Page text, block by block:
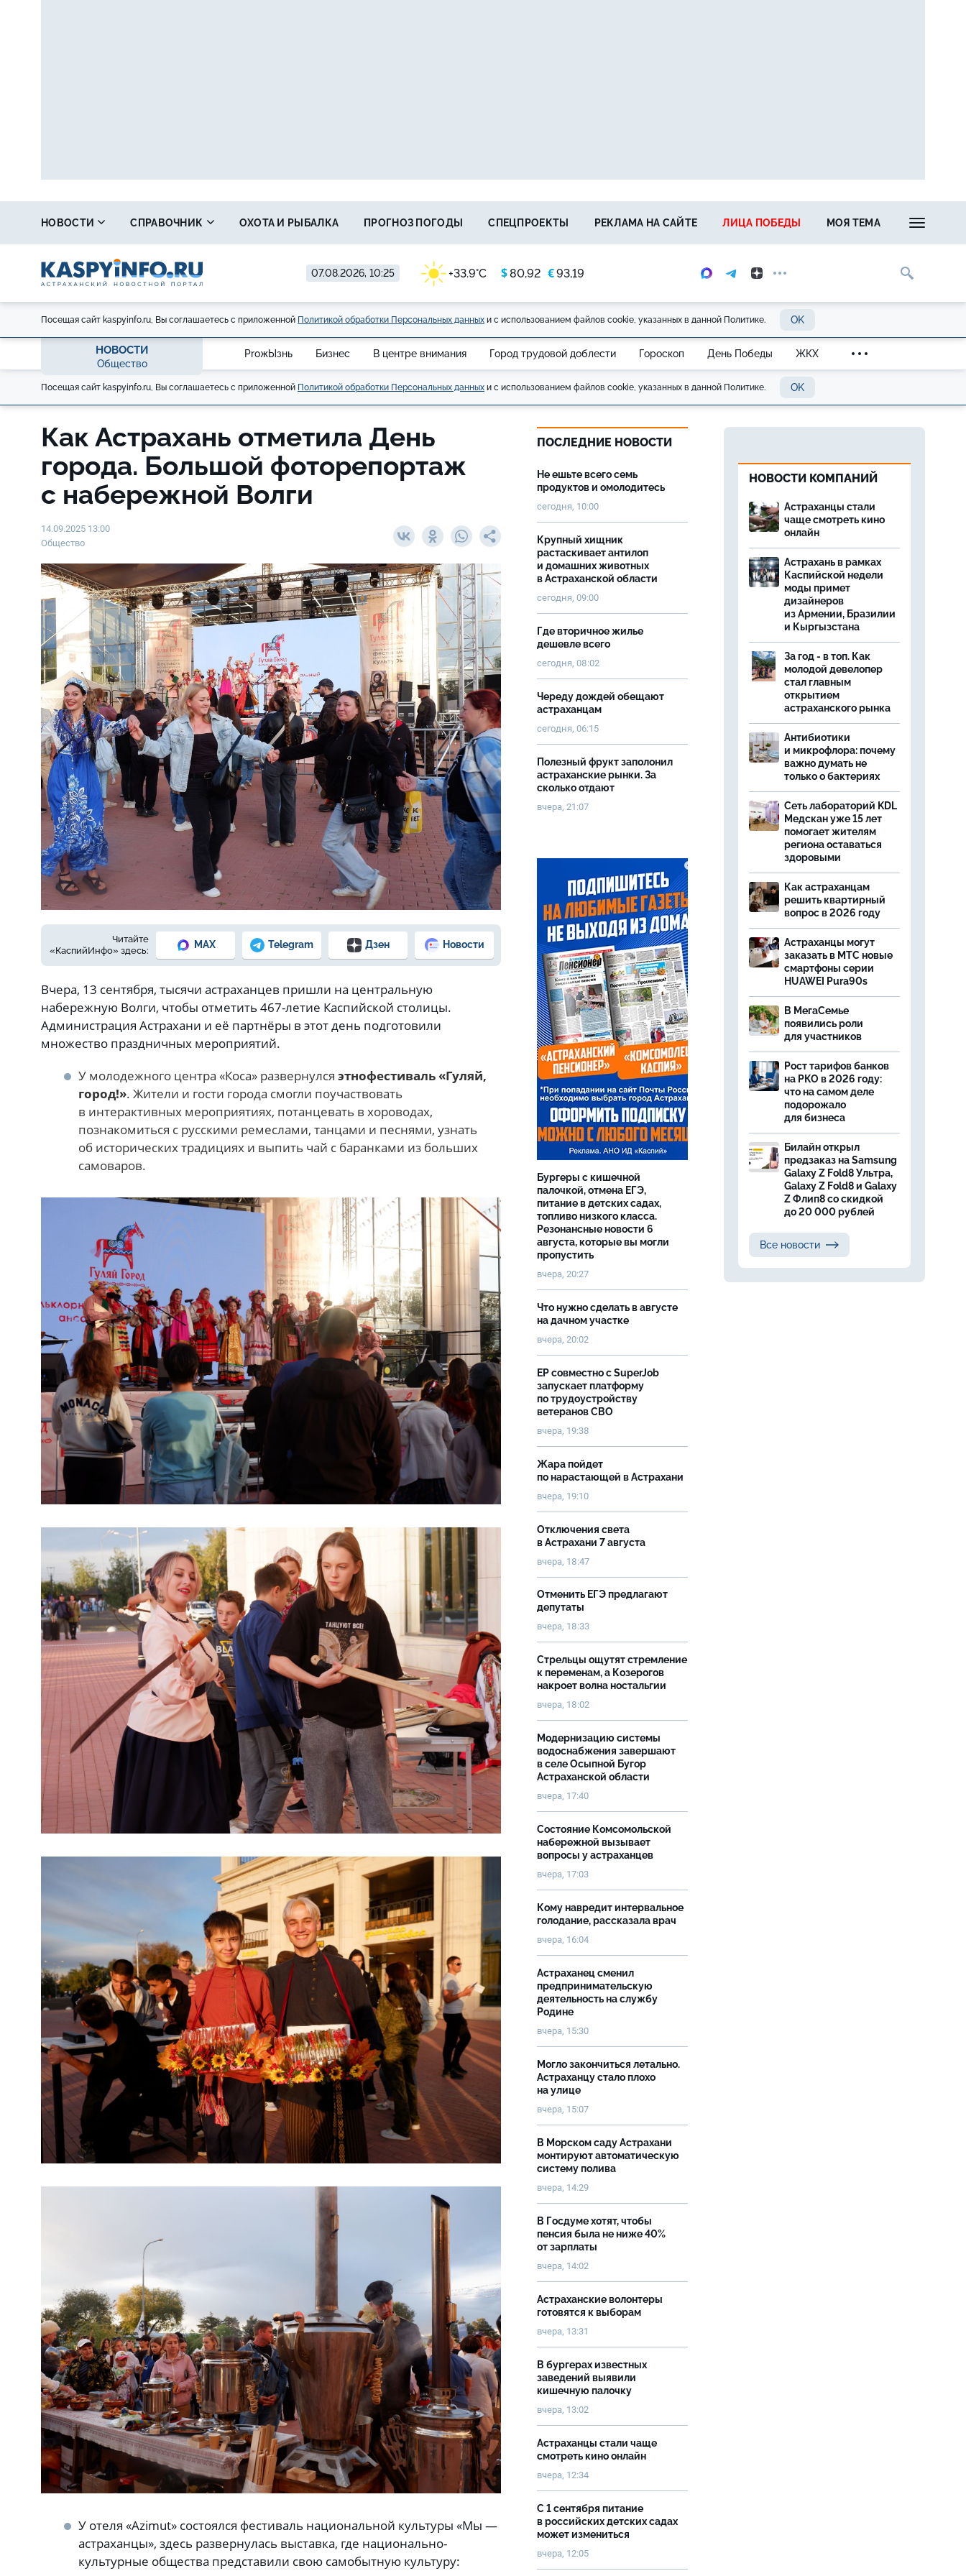
07.08.2026, 10:25 +33.9°C $80,92 €93,19
НОВОСТИ СПРАВОЧНИК ОХОТА И РЫБАЛКА ПРОГНОЗ ПОГОДЫ СПЕЦПРОЕКТЫ РЕКЛАМА НА САЙТЕ ЛИЦА ПОБЕДЫ МОЯ ТЕМА
Посещая сайт kaspyinfo.ru, Вы соглашаетесь с приложенной Политикой обработки Персональных данных и с использованием файлов cookie, указанных в данной Политике. OK
НОВОСТИ
Общество
ProжЫзнь Бизнес В центре внимания Город трудовой доблести Гороскоп День Победы ЖКХ
Посещая сайт kaspyinfo.ru, Вы соглашаетесь с приложенной Политикой обработки Персональных данных и с использованием файлов cookie, указанных в данной Политике. OK
Как Астрахань отметила День
города. Большой фоторепортаж
с набережной Волги
14.09.2025 13:00
Общество
Фото: Е.Зимней.
Читайте
«КаспийИнфо» здесь:
MAX Telegram Дзен Новости
Вчера, 13 сентября, тысячи астраханцев пришли на центральную
набережную Волги, чтобы отметить 467-летие Каспийской столицы.
Администрация Астрахани и её партнёры в этот день подготовили
множество праздничных мероприятий.
У молодежного центра «Коса» развернулся этнофестиваль «Гуляй,
город!». Жители и гости города смогли поучаствовать
в интерактивных мероприятиях, потанцевать в хороводах,
познакомиться с русскими ремеслами, танцами и песнями, узнать
об исторических традициях и выпить чай с баранками из больших
самоваров.
У отеля «Azimut» состоялся фестиваль национальной культуры «Мы —
астраханцы», здесь развернулась выставка, где национально-
культурные общества представили свою самобытную культуру:
ПОСЛЕДНИЕ НОВОСТИ
Не ешьте всего семь
продуктов и омолодитесь
сегодня, 10:00
Крупный хищник
растаскивает антилоп
и домашних животных
в Астраханской области
сегодня, 09:00
Где вторичное жилье
дешевле всего
сегодня, 08:02
Череду дождей обещают
астраханцам
сегодня, 06:15
Полезный фрукт заполонил
астраханские рынки. За
сколько отдают
вчера, 21:07
Бургеры с кишечной
палочкой, отмена ЕГЭ,
питание в детских садах,
топливо низкого класса.
Резонансные новости 6
августа, которые вы могли
пропустить
вчера, 20:27
Что нужно сделать в августе
на дачном участке
вчера, 20:02
ЕР совместно с SuperJob
запускает платформу
по трудоустройству
ветеранов СВО
вчера, 19:38
Жара пойдет
по нарастающей в Астрахани
вчера, 19:10
Отключения света
в Астрахани 7 августа
вчера, 18:47
Отменить ЕГЭ предлагают
депутаты
вчера, 18:33
Стрельцы ощутят стремление
к переменам, а Козерогов
накроет волна ностальгии
вчера, 18:02
Модернизацию системы
водоснабжения завершают
в селе Осыпной Бугор
Астраханской области
вчера, 17:40
Состояние Комсомольской
набережной вызывает
вопросы у астраханцев
вчера, 17:03
Кому навредит интервальное
голодание, рассказала врач
вчера, 16:04
Астраханец сменил
предпринимательскую
деятельность на службу
Родине
вчера, 15:30
Могло закончиться летально.
Астраханцу стало плохо
на улице
вчера, 15:07
В Морском саду Астрахани
монтируют автоматическую
систему полива
вчера, 14:29
В Госдуме хотят, чтобы
пенсия была не ниже 40%
от зарплаты
вчера, 14:02
Астраханские волонтеры
готовятся к выборам
вчера, 13:31
В бургерах известных
заведений выявили
кишечную палочку
вчера, 13:02
Астраханцы стали чаще
смотреть кино онлайн
вчера, 12:34
С 1 сентября питание
в российских детских садах
может измениться
вчера, 12:05
НОВОСТИ КОМПАНИЙ
Астраханцы стали
чаще смотреть кино
онлайн
Астрахань в рамках
Каспийской недели
моды примет
дизайнеров
из Армении, Бразилии
и Кыргызстана
За год - в топ. Как
молодой девелопер
стал главным
открытием
астраханского рынка
Антибиотики
и микрофлора: почему
важно думать не
только о бактериях
Сеть лабораторий KDL
Медскан уже 15 лет
помогает жителям
региона оставаться
здоровыми
Как астраханцам
решить квартирный
вопрос в 2026 году
Астраханцы могут
заказать в МТС новые
смартфоны серии
HUAWEI Pura90s
В МегаСемье
появились роли
для участников
Рост тарифов банков
на РКО в 2026 году:
что на самом деле
подорожало
для бизнеса
Билайн открыл
предзаказ на Samsung
Galaxy Z Fold8 Ультра,
Galaxy Z Fold8 и Galaxy
Z Флип8 со скидкой
до 20 000 рублей
Все новости